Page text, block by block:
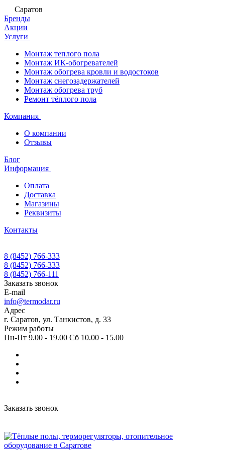
Саратов
Бренды
Акции
Услуги
Монтаж теплого пола
Монтаж ИК-обогревателей
Монтаж обогрева кровли и водостоков
Монтаж снегозадержателей
Монтаж обогрева труб
Ремонт тёплого пола
Компания
О компании
Отзывы
Блог
Информация
Оплата
Доставка
Магазины
Реквизиты
Контакты
8 (8452) 766-333
8 (8452) 766-333
8 (8452) 766-111
Заказать звонок
E-mail
info@termodar.ru
Адрес
г. Саратов, ул. Танкистов, д. 33
Режим работы
Пн-Пт 9.00 - 19.00 Сб 10.00 - 15.00
Заказать звонок